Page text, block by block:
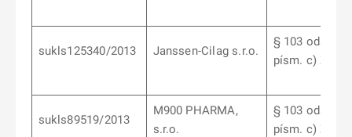
sukls125340/2013 Janssen-Cilag s.r.o.
§ 103 odst. 6
písm. c) ZoL
sukls89519/2013
M900 PHARMA,
s.r.o.
§ 103 odst. 9
písm. c) ZoL